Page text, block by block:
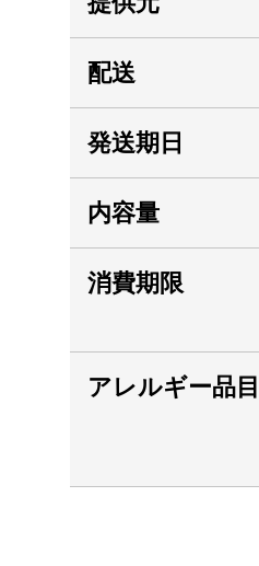
配送
発送期日
内容量
消費期限
アレルギー品目